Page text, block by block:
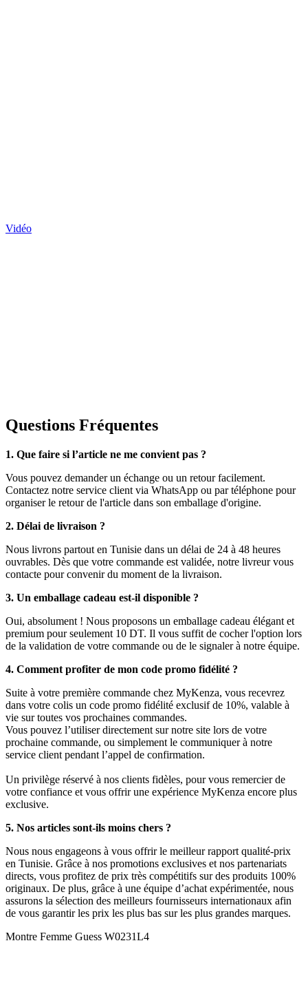
Vidéo
Questions Fréquentes
1. Que faire si l’article ne me convient pas ?
Vous pouvez demander un échange ou un retour facilement.
Contactez notre service client via WhatsApp ou par téléphone pour
organiser le retour de l'article dans son emballage d'origine.
2. Délai de livraison ?
Nous livrons partout en Tunisie dans un délai de 24 à 48 heures
ouvrables. Dès que votre commande est validée, notre livreur vous
contacte pour convenir du moment de la livraison.
3. Un emballage cadeau est-il disponible ?
Oui, absolument ! Nous proposons un emballage cadeau élégant et
premium pour seulement 10 DT. Il vous suffit de cocher l'option lors
de la validation de votre commande ou de le signaler à notre équipe.
4. Comment profiter de mon code promo fidélité ?
Suite à votre première commande chez MyKenza, vous recevrez
dans votre colis un code promo fidélité exclusif de 10%, valable à
vie sur toutes vos prochaines commandes.
Vous pouvez l’utiliser directement sur notre site lors de votre
prochaine commande, ou simplement le communiquer à notre
service client pendant l’appel de confirmation.
Un privilège réservé à nos clients fidèles, pour vous remercier de
votre confiance et vous offrir une expérience MyKenza encore plus
exclusive.
5. Nos articles sont-ils moins chers ?
Nous nous engageons à vous offrir le meilleur rapport qualité-prix
en Tunisie. Grâce à nos promotions exclusives et nos partenariats
directs, vous profitez de prix très compétitifs sur des produits 100%
originaux. De plus, grâce à une équipe d’achat expérimentée, nous
assurons la sélection des meilleurs fournisseurs internationaux afin
de vous garantir les prix les plus bas sur les plus grandes marques.
Montre Femme Guess W0231L4